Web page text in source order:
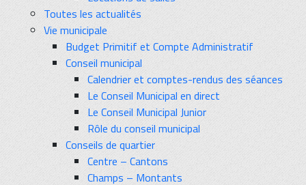
Toutes les actualités
Vie municipale
Budget Primitif et Compte Administratif
Conseil municipal
Calendrier et comptes-rendus des séances
Le Conseil Municipal en direct
Le Conseil Municipal Junior
Rôle du conseil municipal
Conseils de quartier
Centre – Cantons
Champs – Montants